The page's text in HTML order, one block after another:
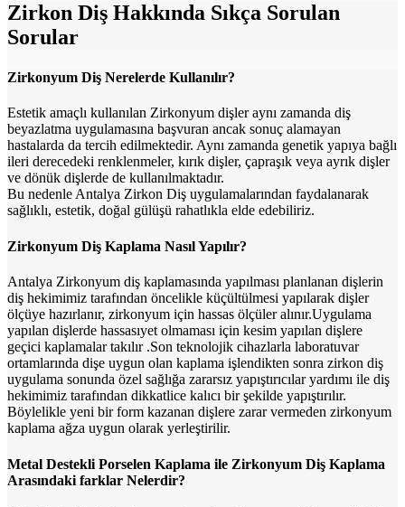
Zirkon Diş Hakkında Sıkça Sorulan
Sorular
Zirkonyum Diş Nerelerde Kullanılır?
Estetik amaçlı kullanılan Zirkonyum dişler aynı zamanda diş
beyazlatma uygulamasına başvuran ancak sonuç alamayan
hastalarda da tercih edilmektedir. Aynı zamanda genetik yapıya bağlı
ileri derecedeki renklenmeler, kırık dişler, çapraşık veya ayrık dişler
ve dönük dişlerde de kullanılmaktadır.
Bu nedenle Antalya Zirkon Diş uygulamalarından faydalanarak
sağlıklı, estetik, doğal gülüşü rahatlıkla elde edebiliriz.
Zirkonyum Diş Kaplama Nasıl Yapılır?
Antalya Zirkonyum diş kaplamasında yapılması planlanan dişlerin
diş hekimimiz tarafından öncelikle küçültülmesi yapılarak dişler
ölçüye hazırlanır, zirkonyum için hassas ölçüler alınır.Uygulama
yapılan dişlerde hassasıyet olmaması için kesim yapılan dişlere
geçici kaplamalar takılır .Son teknolojik cihazlarla laboratuvar
ortamlarında dişe uygun olan kaplama işlendikten sonra zirkon diş
uygulama sonunda özel sağlığa zararsız yapıştırıcılar yardımı ile diş
hekimimiz tarafından dikkatlice kalıcı bir şekilde yapıştırılır.
Böylelikle yeni bir form kazanan dişlere zarar vermeden zirkonyum
kaplama ağza uygun olarak yerleştirilir.
Metal Destekli Porselen Kaplama ile Zirkonyum Diş Kaplama
Arasındaki farklar Nelerdir?